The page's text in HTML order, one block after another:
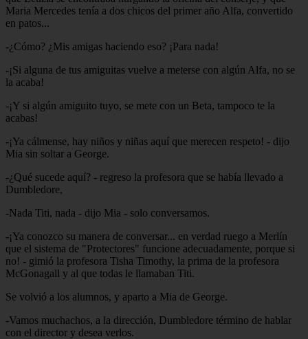
Maria Mercedes tenía a dos chicos del primer año Alfa, convertido
en patos...
-¿Cómo? ¿Mis amigas haciendo eso? ¡Para nada!
-¡Si alguna de tus amiguitas vuelve a meterse con algún Alfa, no se
la acaba!
-¡Y si algún amiguito tuyo, se mete con un Beta, tampoco te la
acabas!
-¡Ya cálmense, hay niños y niñas aquí que merecen respeto! - dijo
Mia sin soltar a George.
-¿Qué sucede aquí? - regreso la profesora que se había llevado a
Dumbledore,
-Nada Titi, nada - dijo Mia - solo conversamos.
-¡Ya conozco su manera de conversar... en verdad ruego a Merlín
que el sistema de "Protectores" funcione adecuadamente, porque si
no! - gimió la profesora Tisha Timothy, la prima de la profesora
McGonagall y al que todas le llamaban Titi.
Se volvió a los alumnos, y aparto a Mia de George.
-Vamos muchachos, a la dirección, Dumbledore término de hablar
con el director y desea verlos.